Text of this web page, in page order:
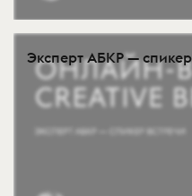
Эксперт АБКР — спикер